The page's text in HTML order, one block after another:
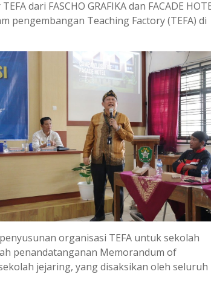
dari FASCHO GRAFIKA dan FACADE
Teaching Factory (TEFA) di
organisasi TEFA untuk sekolah
penandatanganan Memorandum of
jejaring, yang disaksikan oleh seluruh